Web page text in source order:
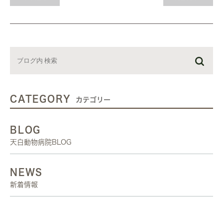
CATEGORY カテゴリー
BLOG
天白動物病院BLOG
NEWS
新着情報